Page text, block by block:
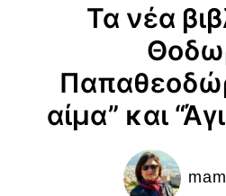
Τα νέα
αίμα” και